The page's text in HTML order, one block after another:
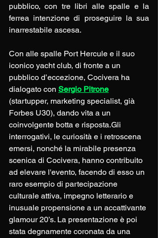
pubblico, con tre libri alle spalle e la
ferrea intenzione di proseguire la sua
inarrestabile ascesa.
Con alle spalle Port Hercule e il suo
iconico yacht club, di fronte a un
pubblico d’eccezione, Cocivera ha
dialogato con Sergio Pitrone
(startupper, marketing specialist, già
Forbes U30), dando vita a un
coinvolgente botta e risposta.Gli
interrogativi, le curiosità e i retroscena
emersi, nonché la mirabile presenza
scenica di Cocivera, hanno contribuito
ad elevare l'evento, facendo di esso un
raro esempio di partecipazione
culturale attiva, impegno letterario e
inusuale propensione a un accattivante
glamour 20’s. La presentazione è poi
stata degnamente coronata da una